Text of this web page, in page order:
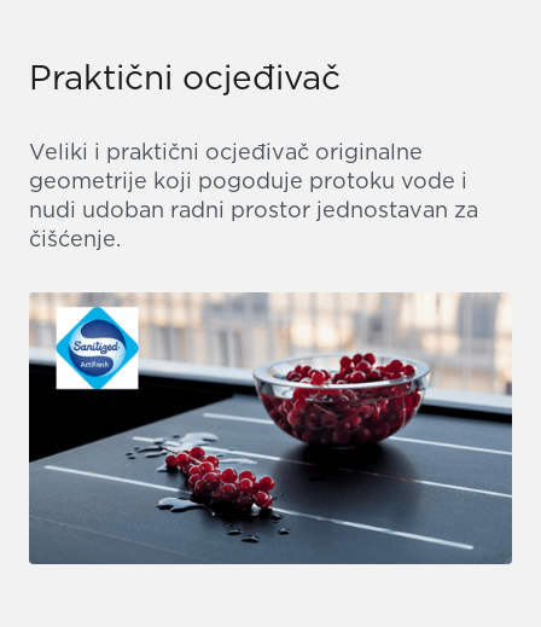
Praktični ocjeđivač
Veliki i praktični ocjeđivač originalne
geometrije koji pogoduje protoku vode i
nudi udoban radni prostor jednostavan za
čišćenje.